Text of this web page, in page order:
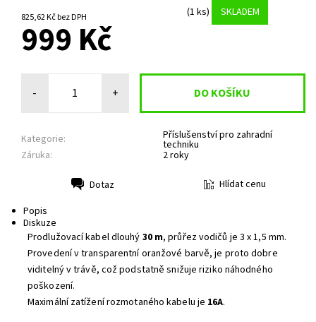
825,62 Kč bez DPH (1 ks) SKLADEM
999 Kč
- +
Kategorie: Příslušenství pro zahradní
techniku
Záruka: 2 roky
Dotaz
Hlídat cenu
Popis
Diskuze
Prodlužovací kabel dlouhý 30 m, průřez vodičů je 3 x 1,5 mm.
Provedení v transparentní oranžové barvě, je proto dobre
viditelný v trávě, což podstatně snižuje riziko náhodného
poškození.
Maximální zatížení rozmotaného kabelu je 16A.